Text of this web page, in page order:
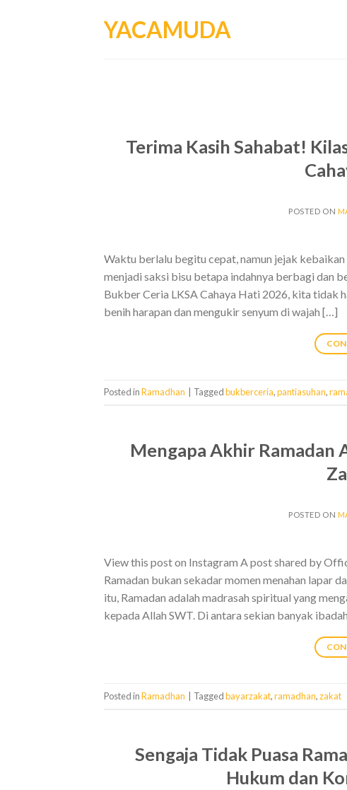
YACAMUDA
Terima Kasih Sahabat!
POSTED ON
Waktu berlalu begitu cepat, namun jejak
menjadi saksi bisu betapa indahnya berbagi dan
Bukber Ceria LKSA Cahaya Hati 2026, kita tidak
benih harapan dan mengukir senyum di wajah […]
Posted inRamadhan Taggedbukberceria,pantiasuhan,
Mengapa Akhir Ramadan
POSTED ON
View this post on Instagram A post shared by
Ramadan bukan sekadar momen menahan lapar
itu, Ramadan adalah madrasah spiritual yang
kepada Allah SWT. Di antara sekian banyak
Posted inRamadhan Taggedbayarzakat,ramadhan,zakat
Sengaja Tidak Puasa
Hukum dan